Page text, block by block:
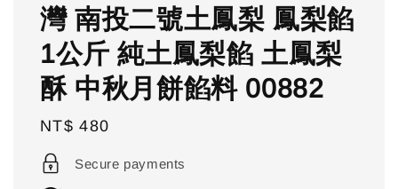
灣 南投二號土鳳梨 鳳梨餡
1公斤 純土鳳梨餡 土鳳梨
酥 中秋月餅餡料 00882
Regular
price
NT$ 480
Secure payments